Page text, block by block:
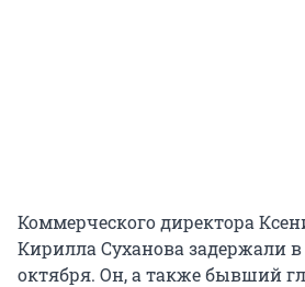
Коммерческого директора
Кирилла Суханова задержали
октября. Он, а также бывший